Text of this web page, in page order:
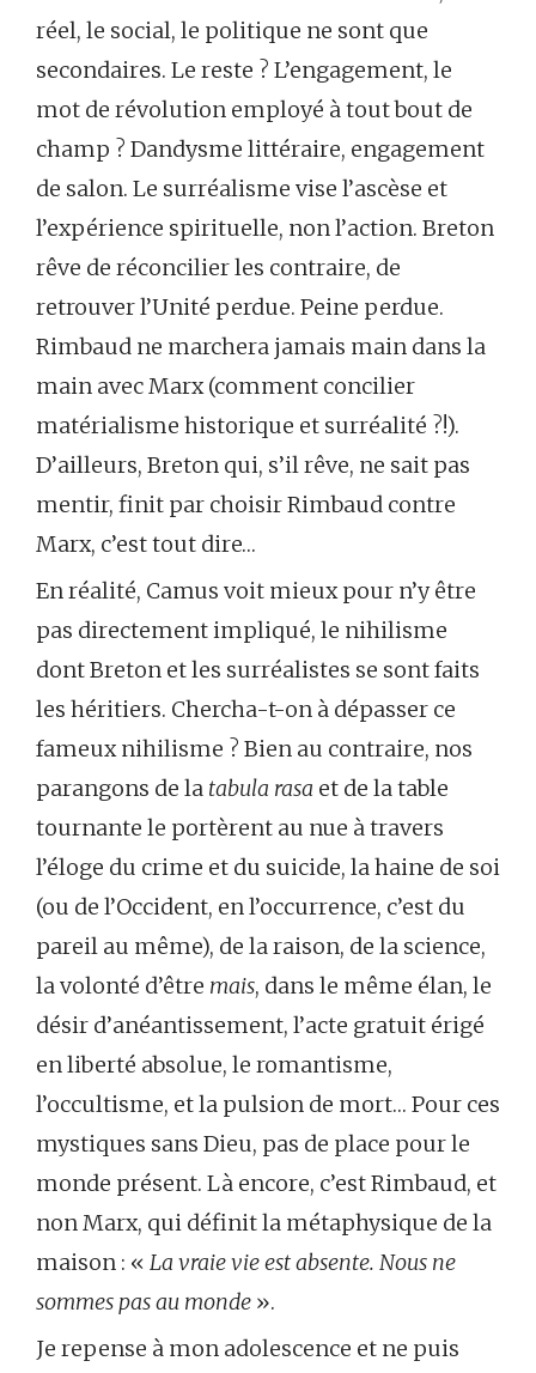
réel, le social, le politique ne sont que
secondaires. Le reste ? L’engagement, le
mot de révolution employé à tout bout de
champ ? Dandysme littéraire, engagement
de salon. Le surréalisme vise l’ascèse et
l’expérience spirituelle, non l’action. Breton
rêve de réconcilier les contraire, de
retrouver l’Unité perdue. Peine perdue.
Rimbaud ne marchera jamais main dans la
main avec Marx (comment concilier
matérialisme historique et surréalité ?!).
D’ailleurs, Breton qui, s’il rêve, ne sait pas
mentir, finit par choisir Rimbaud contre
Marx, c’est tout dire…
En réalité, Camus voit mieux pour n’y être
pas directement impliqué, le nihilisme
dont Breton et les surréalistes se sont faits
les héritiers. Chercha-t-on à dépasser ce
fameux nihilisme ? Bien au contraire, nos
parangons de la tabula rasa et de la table
tournante le portèrent au nue à travers
l’éloge du crime et du suicide, la haine de soi
(ou de l’Occident, en l’occurrence, c’est du
pareil au même), de la raison, de la science,
la volonté d’être mais, dans le même élan, le
désir d’anéantissement, l’acte gratuit érigé
en liberté absolue, le romantisme,
l’occultisme, et la pulsion de mort… Pour ces
mystiques sans Dieu, pas de place pour le
monde présent. Là encore, c’est Rimbaud, et
non Marx, qui définit la métaphysique de la
maison : « La vraie vie est absente. Nous ne
sommes pas au monde ».
Je repense à mon adolescence et ne puis